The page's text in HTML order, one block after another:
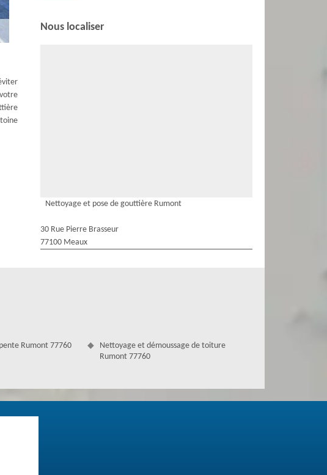
Nous localiser
Nettoyage et pose de gouttière Rumont
30 Rue Pierre Brasseur
77100 Meaux
Rumont 77760
Nettoyage et démoussage de toiture
Rumont 77760